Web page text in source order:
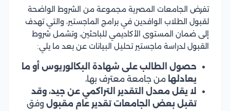
تفرض الجامعات المصرية مجموعة من الشروط الواضحة
لقبول الطلاب الوافدين في برامج الماجستير، والتي تهدف
إلى ضمان المستوى الأكاديمي للباحثين، وتشمل شروط
القبول لدراسة ماجستير تحليل البيانات عن بعد ما يلي:
حصول الطالب على شهادة البكالوريوس أو ما
يعادلها من جامعة معترف بها،
لا يقل معدل التقدير التراكمي عن جيد، وقد
تقبل بعض الجامعات تقدير عام مقبول وفق